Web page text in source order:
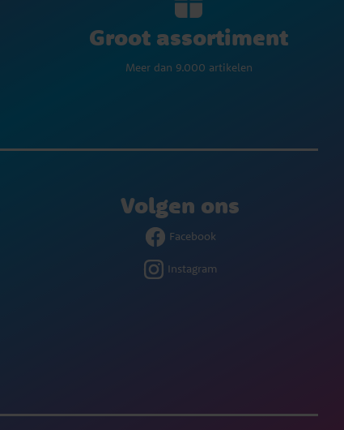
Groot assortiment
Meer dan 9.000 artikelen
Volgen ons
Facebook
Instagram